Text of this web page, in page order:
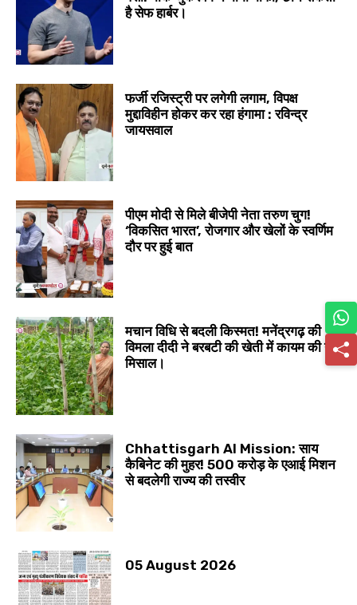
है सेफ हार्बर।
फर्जी रजिस्ट्री पर लगेगी लगाम, विपक्ष
मुद्दाविहीन होकर कर रहा हंगामा : रविन्द्र
जायसवाल
पीएम मोदी से मिले बीजेपी नेता तरुण चुग!
‘विकसित भारत’, रोजगार और खेलों के स्वर्णिम
दौर पर हुई बात
मचान विधि से बदली किस्मत! मनेंद्रगढ़ की
विमला दीदी ने बरबटी की खेती में कायम की नई
मिसाल।
Chhattisgarh AI Mission: साय
कैबिनेट की मुहर! 500 करोड़ के एआई मिशन
से बदलेगी राज्य की तस्वीर
05 August 2026